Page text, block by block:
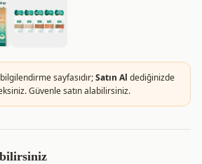
sayfasıdır;Satın Al dediğinizde
Güvenle satın alabilirsiniz.